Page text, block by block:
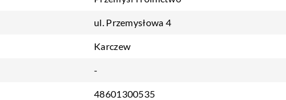
ul. Przemysłowa 4
Karczew
-
48601300535